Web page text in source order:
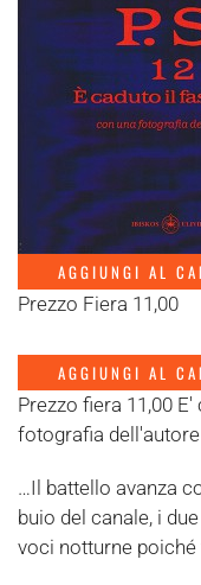
AGGIUNGI AL
Prezzo Fiera 11,00
AGGIUNGI AL
Prezzo fiera 11,00
fotografia dell'autore
…Il battello avanza
buio del canale, i
voci notturne